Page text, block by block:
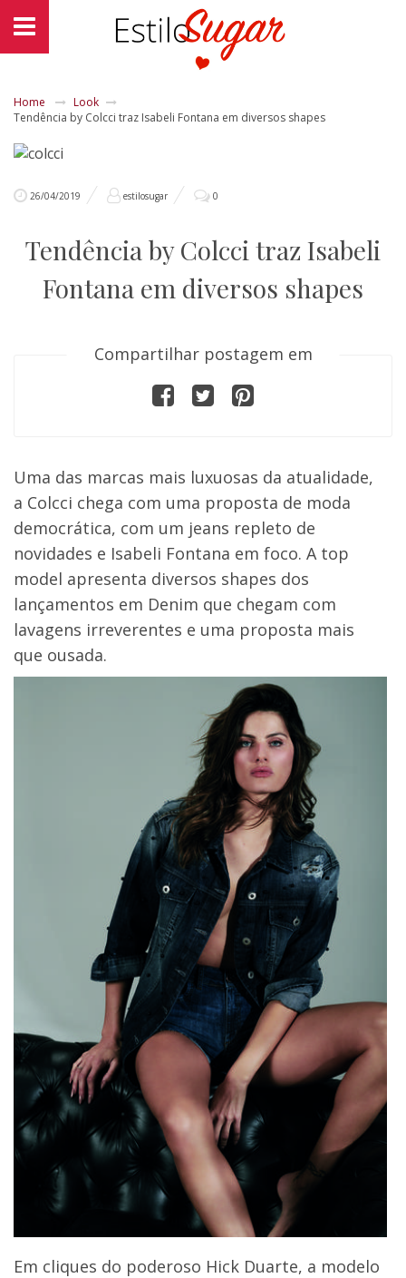
Home
Look
Tendência by Colcci traz Isabeli Fontana em diversos shapes
26/04/2019 estilosugar 0
Tendência by Colcci traz Isabeli
Fontana em diversos shapes
Compartilhar postagem em
Uma das marcas mais luxuosas da atualidade,
a Colcci chega com uma proposta de moda
democrática, com um jeans repleto de
novidades e Isabeli Fontana em foco. A top
model apresenta diversos shapes dos
lançamentos em Denim que chegam com
lavagens irreverentes e uma proposta mais
que ousada.
Em cliques do poderoso Hick Duarte, a modelo